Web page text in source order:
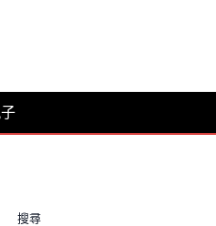
搜尋